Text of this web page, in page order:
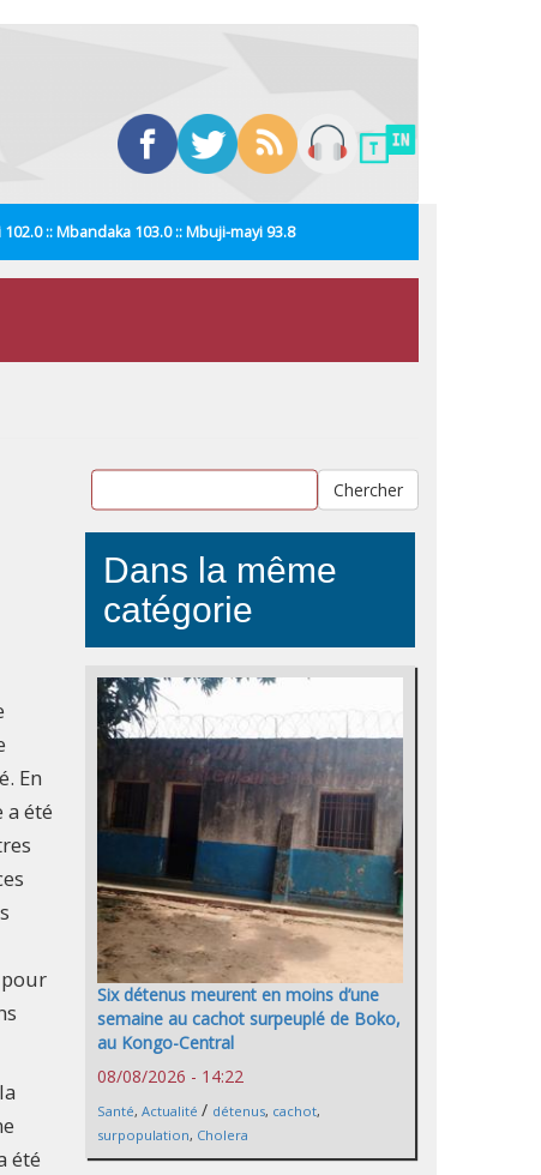
:: Mbandaka 103.0 :: Mbuji-mayi 93.8
En
a été
été
Chercher
Dans la même
catégorie
Six détenus meurent en moins d’une
semaine au cachot surpeuplé de Boko,
au Kongo-Central
08/08/2026 - 14:22
Santé, Actualité / détenus, cachot,
surpopulation, Cholera